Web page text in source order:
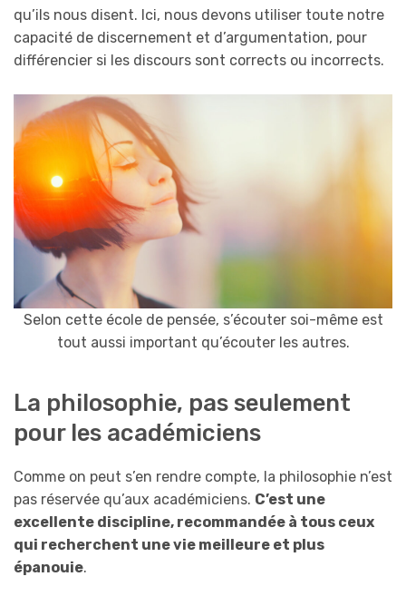
qu’ils nous disent. Ici, nous devons utiliser toute notre
capacité de discernement et d’argumentation, pour
différencier si les discours sont corrects ou incorrects.
Selon cette école de pensée, s’écouter soi-même est
tout aussi important qu’écouter les autres.
La philosophie, pas seulement
pour les académiciens
Comme on peut s’en rendre compte, la philosophie n’est
pas réservée qu’aux académiciens. C’est une
excellente discipline, recommandée à tous ceux
qui recherchent une vie meilleure et plus
épanouie.